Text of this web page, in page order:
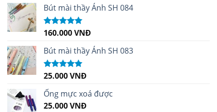
Bút mài thầy Ánh SH 084
Được xếp
sao
160.000VNĐ
Bút mài thầy Ánh SH 083
Được xếp
sao
25.000VNĐ
Ống mực xoá được
25.000VNĐ